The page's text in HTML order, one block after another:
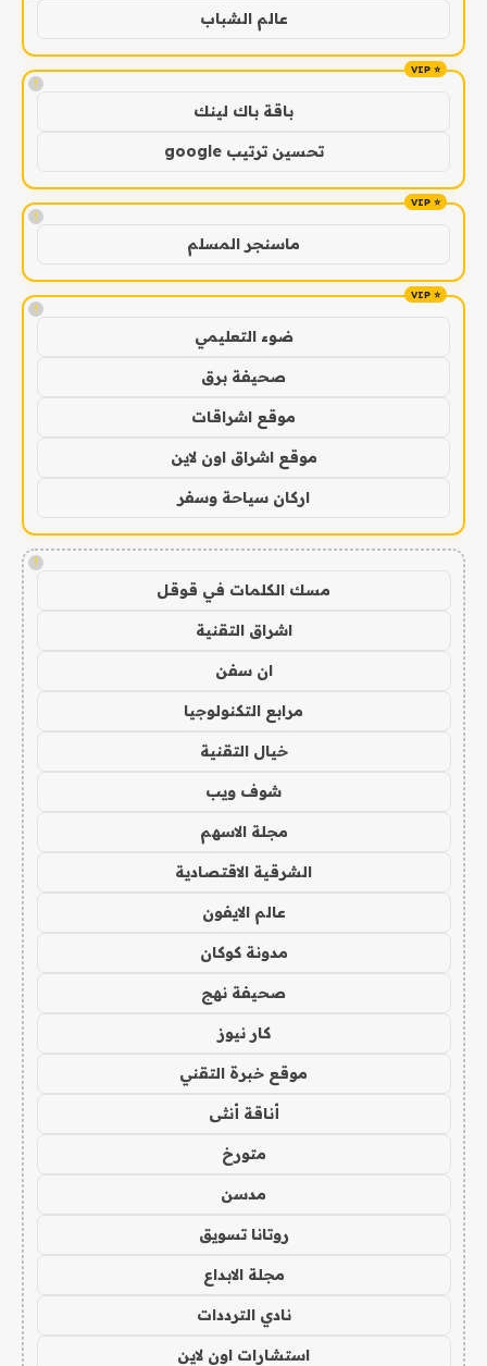
عالم الشباب
!
باقة باك لينك
تحسين ترتيب google
!
ماسنجر المسلم
!
ضوء التعليمي
صحيفة برق
موقع اشراقات
موقع اشراق اون لاين
اركان سياحة وسفر
!
مسك الكلمات في قوقل
اشراق التقنية
ان سفن
مرابع التكنولوجيا
خيال التقنية
شوف ويب
مجلة الاسهم
الشرقية الاقتصادية
عالم الايفون
مدونة كوكان
صحيفة نهج
كار نيوز
موقع خبرة التقني
أناقة أنثى
متورخ
مدسن
روتانا تسويق
مجلة الابداع
نادي الترددات
استشارات اون لاين